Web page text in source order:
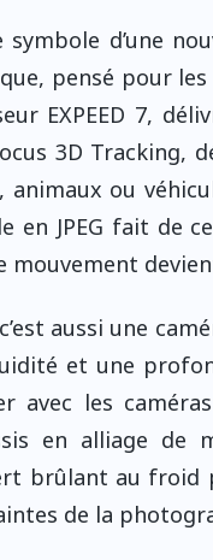
d’une
pensé pour
EXPEED 7,
3D Tracking,
animaux ou
en JPEG fait de ce
mouvement
aussi une
et une
avec les
en alliage de
brûlant au froid
de la